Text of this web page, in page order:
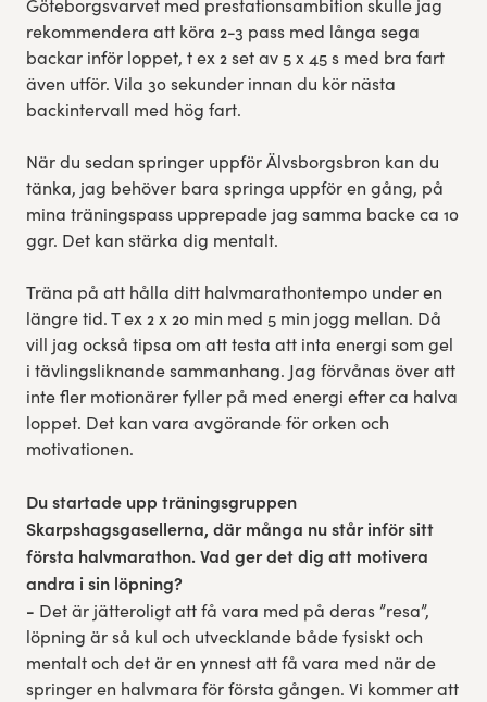
Göteborgsvarvet med prestationsambition skulle jag
rekommendera att köra 2-3 pass med långa sega
backar inför loppet, t ex 2 set av 5 x 45 s med bra fart
även utför. Vila 30 sekunder innan du kör nästa
backintervall med hög fart.
När du sedan springer uppför Älvsborgsbron kan du
tänka, jag behöver bara springa uppför en gång, på
mina träningspass upprepade jag samma backe ca 10
ggr. Det kan stärka dig mentalt.
Träna på att hålla ditt halvmarathontempo under en
längre tid. T ex 2 x 20 min med 5 min jogg mellan. Då
vill jag också tipsa om att testa att inta energi som gel
i tävlingsliknande sammanhang. Jag förvånas över att
inte fler motionärer fyller på med energi efter ca halva
loppet. Det kan vara avgörande för orken och
motivationen.
Du startade upp träningsgruppen
Skarpshagsgasellerna, där många nu står inför sitt
första halvmarathon. Vad ger det dig att motivera
andra i sin löpning?
- Det är jätteroligt att få vara med på deras ”resa”,
löpning är så kul och utvecklande både fysiskt och
mentalt och det är en ynnest att få vara med när de
springer en halvmara för första gången. Vi kommer att